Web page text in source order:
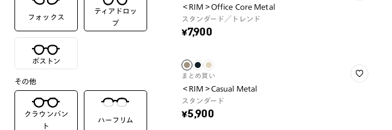
フォックス
ティアドロッ
プ
ボストン
その他
クラウンパン
ト
ハーフリム
＜RIM＞Office Core Metal
スタンダード／トレンド
¥7,900
まとめ買い
＜RIM＞Casual Metal
スタンダード
¥5,900